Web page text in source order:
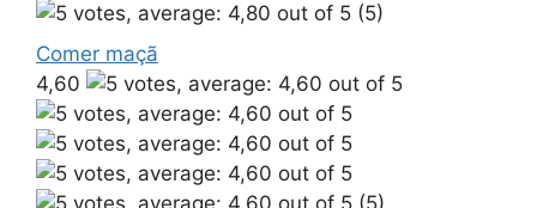
(5)
Comer maçã
4,60
(5)